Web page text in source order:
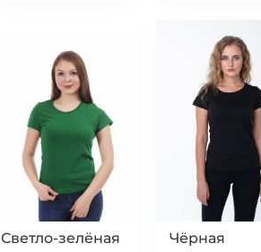
Светло-зелёная
Чёрная